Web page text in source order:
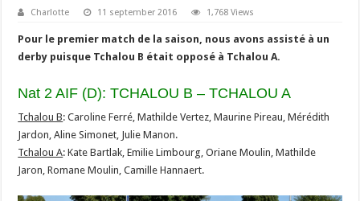
Charlotte 11 september 2016 1,768 Views
Pour le premier match de la saison, nous avons assisté à un
derby puisque Tchalou B était opposé à Tchalou A.
Nat 2 AIF (D): TCHALOU B – TCHALOU A
Tchalou B: Caroline Ferré, Mathilde Vertez, Maurine Pireau, Mérédith
Jardon, Aline Simonet, Julie Manon.
Tchalou A: Kate Bartlak, Emilie Limbourg, Oriane Moulin, Mathilde
Jaron, Romane Moulin, Camille Hannaert.